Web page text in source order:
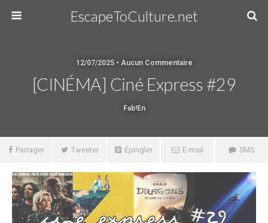
EscapeToCulture.net
12/07/2025 • Aucun Commentaire
[CINÉMA] Ciné Express #29
Fab!en
Partager Tweeter Épingler E-mail SMS